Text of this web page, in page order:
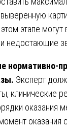
этапе могут
недостающие
нормативно-
Эксперт
клинические
оказания